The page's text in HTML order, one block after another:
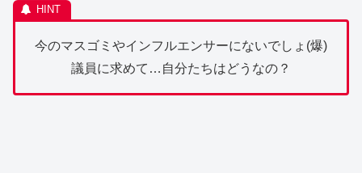
今のマスゴミやインフルエンサーにないでしょ(爆)
議員に求めて…自分たちはどうなの？